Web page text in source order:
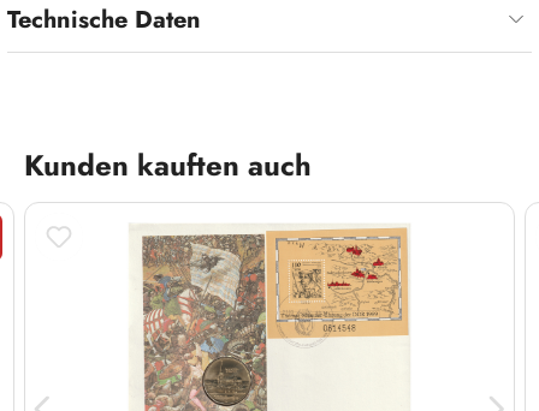
Technische Daten
Produktgalerie überspringen
Kunden kauften auch